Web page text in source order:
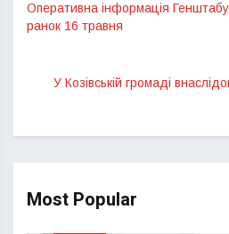
Оперативна інформація
ранок 16 травня
У Козівській громаді
Most Popular